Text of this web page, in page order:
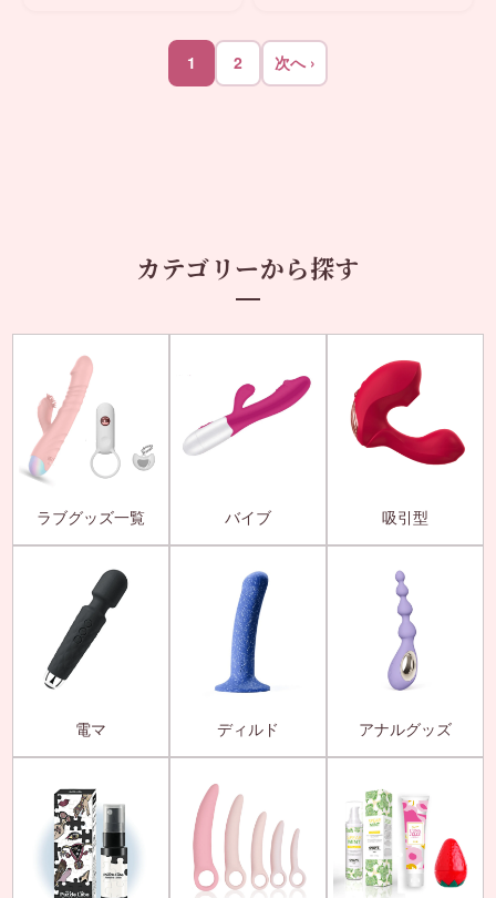
1 2 次へ ›
カテゴリーから探す
ラブグッズ一覧 バイブ 吸引型
電マ ディルド アナルグッズ